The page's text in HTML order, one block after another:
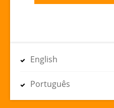
English
Português